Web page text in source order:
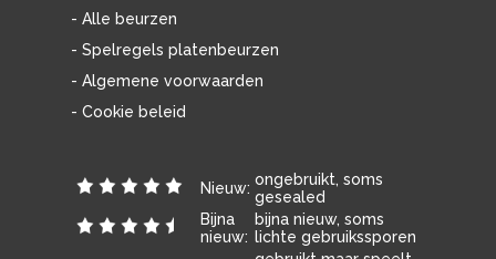
- Alle beurzen
- Spelregels platenbeurzen
- Algemene voorwaarden
- Cookie beleid
Nieuw: ongebruikt, soms
gesealed
Bijna
nieuw:
bijna nieuw, soms
lichte gebruikssporen